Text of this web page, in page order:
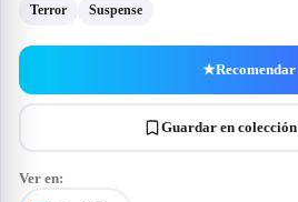
Terror Suspense
★Recomendar
Guardar en colección
Ver en: